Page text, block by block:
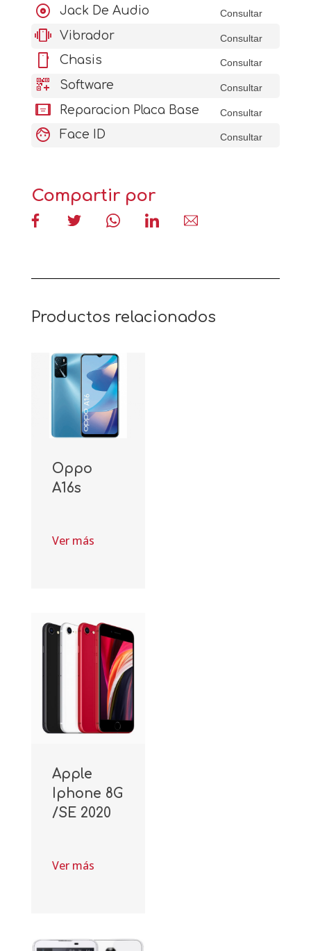
album Jack De Audio Consultar
vibration Vibrador Consultar
stay_current_portrait Chasis Consultar
qr_code_2_add Software Consultar
aod_tablet Reparacion Placa Base Consultar
face Face ID Consultar
Compartir por
Productos relacionados
Oppo
A16s
Ver más
Apple
Iphone 8G
/SE 2020
Ver más